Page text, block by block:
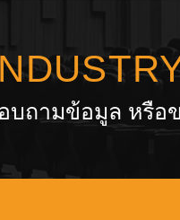
บถามข้อมูล หรือ